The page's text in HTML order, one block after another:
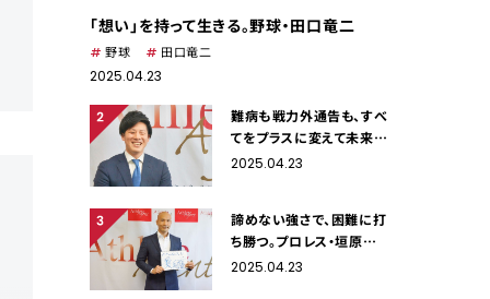
「想い」を持って生きる。野球・田口竜二
野球 田口竜二
2025.04.23
難病も戦力外通告も、すべ
てをプラスに変えて未来の
糧に。野球・柴田章吾
2025.04.23
諦めない強さで、困難に打
ち勝つ。プロレス・垣原賢
人
2025.04.23